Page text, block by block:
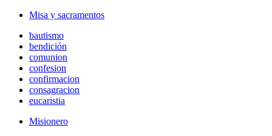
Misa y sacramentos
bautismo
bendición
comunion
confesion
confirmacion
consagracion
eucaristia
Misionero